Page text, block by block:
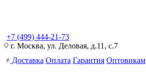
+7 (499) 444-21-73
г. Москва, ул. Деловая, д.11, с.7
Доставка Оплата Гарантия Оптовикам